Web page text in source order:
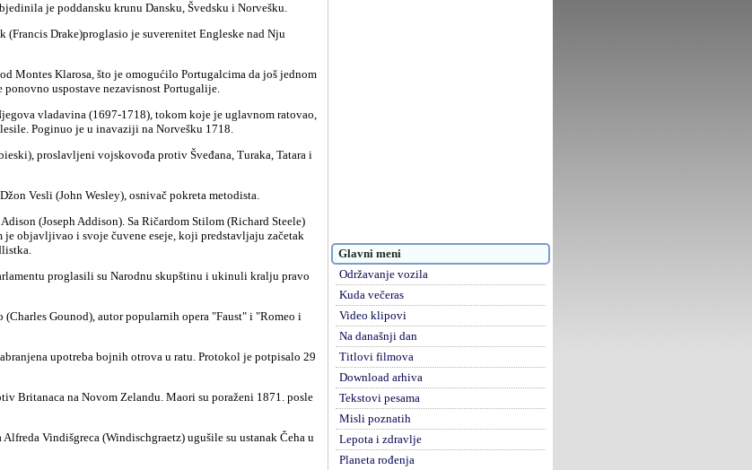
je poddansku krunu Dansku, Švedsku i Norvešku.
uspostave nezavisnost Portugalije.
Poginuo je u inavaziji na Norvešku 1718.
Vesli (John Wesley), osnivač pokreta metodista.
objavljivao i svoje čuvene eseje, koji predstavljaju začetak
Glavni meni
Održavanje vozila
Kuda večeras
Video klipovi
Na današnji dan
Titlovi filmova
Download arhiva
Tekstovi pesama
Misli poznatih
Lepota i zdravlje
Planeta rođenja